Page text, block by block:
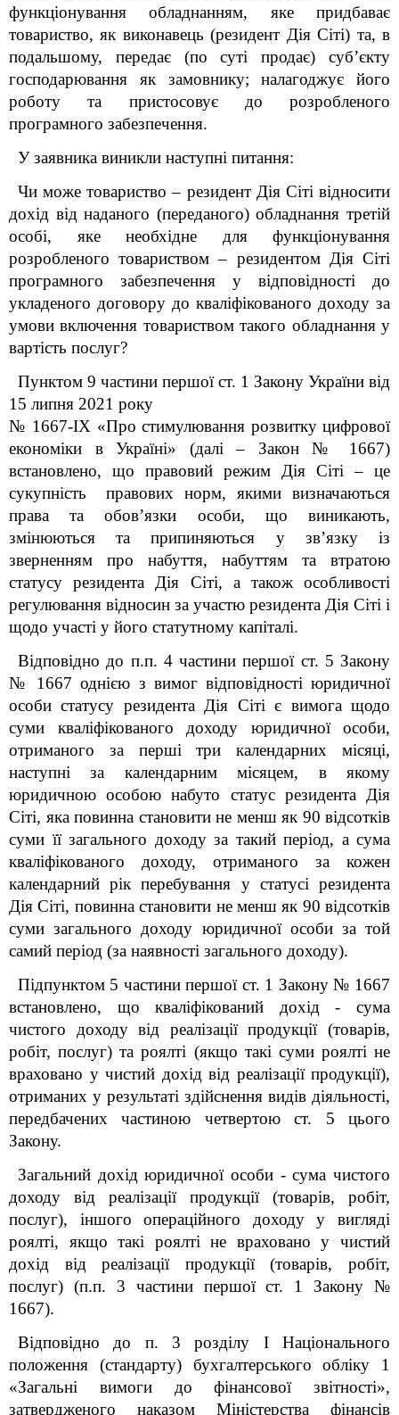
функціонування обладнанням, яке придбаває
товариство, як виконавець (резидент Дія Сіті) та, в
подальшому, передає (по суті продає) суб’єкту
господарювання як замовнику; налагоджує його
роботу та пристосовує до розробленого
програмного забезпечення.
У заявника виникли наступні питання:
Чи може товариство – резидент Дія Сіті відносити
дохід від наданого (переданого) обладнання третій
особі, яке необхідне для функціонування
розробленого товариством – резидентом Дія Сіті
програмного забезпечення у відповідності до
укладеного договору до кваліфікованого доходу за
умови включення товариством такого обладнання у
вартість послуг?
Пунктом 9 частини першої ст. 1 Закону України від
15 липня 2021 року
№ 1667-IX «Про стимулювання розвитку цифрової
економіки в Україні» (далі – Закон № 1667)
встановлено, що правовий режим Дія Сіті – це
сукупність
правових норм, якими визначаються
права та обов’язки особи, що виникають,
змінюються та припиняються у зв’язку із
зверненням про набуття, набуттям та втратою
статусу резидента Дія Сіті, а також особливості
регулювання відносин за участю резидента Дія Сіті і
щодо участі у його статутному капіталі.
Відповідно до п.п. 4 частини першої ст. 5 Закону
№ 1667 однією з вимог відповідності юридичної
особи статусу резидента Дія Сіті є вимога щодо
суми кваліфікованого доходу юридичної особи,
отриманого за перші три календарних місяці,
наступні за календарним місяцем, в якому
юридичною особою набуто статус резидента Дія
Сіті, яка повинна становити не менш як 90 відсотків
суми її загального доходу за такий період, а сума
кваліфікованого доходу, отриманого за кожен
календарний рік перебування у статусі резидента
Дія Сіті, повинна становити не менш як 90 відсотків
суми загального доходу юридичної особи за той
самий період (за наявності загального доходу).
Підпунктом 5 частини першої ст. 1 Закону № 1667
встановлено, що кваліфікований дохід - сума
чистого доходу від реалізації продукції (товарів,
робіт, послуг) та роялті (якщо такі суми роялті не
враховано у чистий дохід від реалізації продукції),
отриманих у результаті здійснення видів діяльності,
передбачених частиною четвертою ст. 5 цього
Закону.
Загальний дохід юридичної особи - сума чистого
доходу від реалізації продукції (товарів, робіт,
послуг), іншого операційного доходу у вигляді
роялті, якщо такі роялті не враховано у чистий
дохід від реалізації продукції (товарів, робіт,
послуг) (п.п. 3 частини першої ст. 1 Закону №
1667).
Відповідно до п. 3 розділу І Національного
положення (стандарту) бухгалтерського обліку 1
«Загальні вимоги до фінансової звітності»,
затвердженого наказом Міністерства фінансів